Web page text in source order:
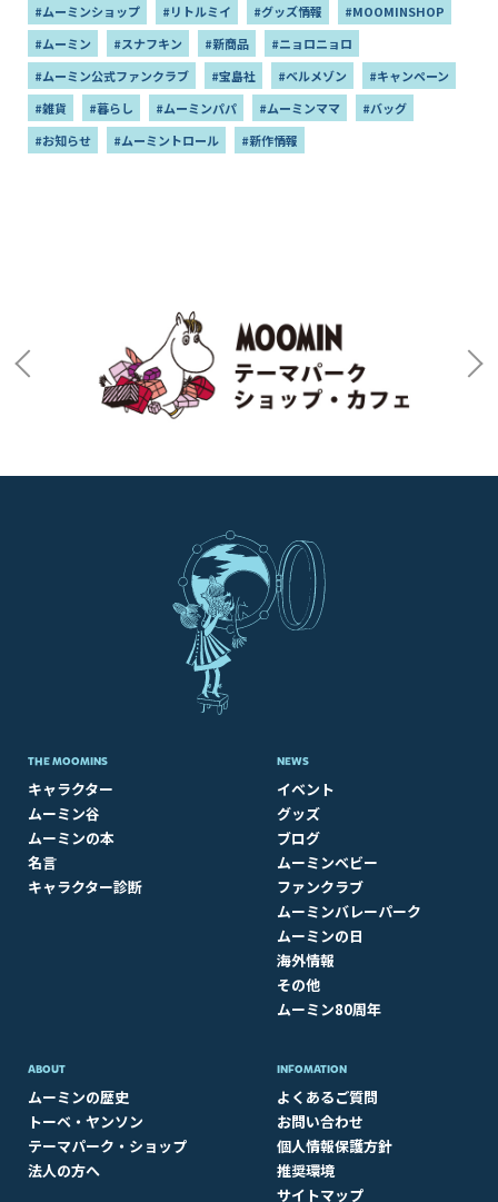
#ムーミンショップ #リトルミイ #グッズ情報
#MOOMINSHOP
#ムーミン
#スナフキン #新商品
#ニョロニョロ
#ムーミン公式ファンクラブ
#宝島社 #ベルメゾン
#キャンペーン
#雑貨
#暮らし #ムーミンパパ #ムーミンママ
#バッグ
#お知らせ
#ムーミントロール #新作情報
THE MOOMINS
キャラクター
ムーミン谷
ムーミンの本
名言
キャラクター診断
NEWS
イベント
グッズ
ブログ
ムーミンベビー
ファンクラブ
ムーミンバレーパーク
ムーミンの日
海外情報
その他
ムーミン80周年
ABOUT​
ムーミンの歴史
トーベ・ヤンソン
テーマパーク・ショップ
法人の方へ
INFOMATION
よくあるご質問
お問い合わせ
個人情報保護方針
推奨環境
サイトマップ